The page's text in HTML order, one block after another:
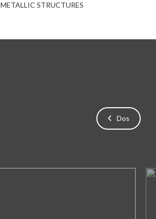
METALLIC STRUCTURES
Dos